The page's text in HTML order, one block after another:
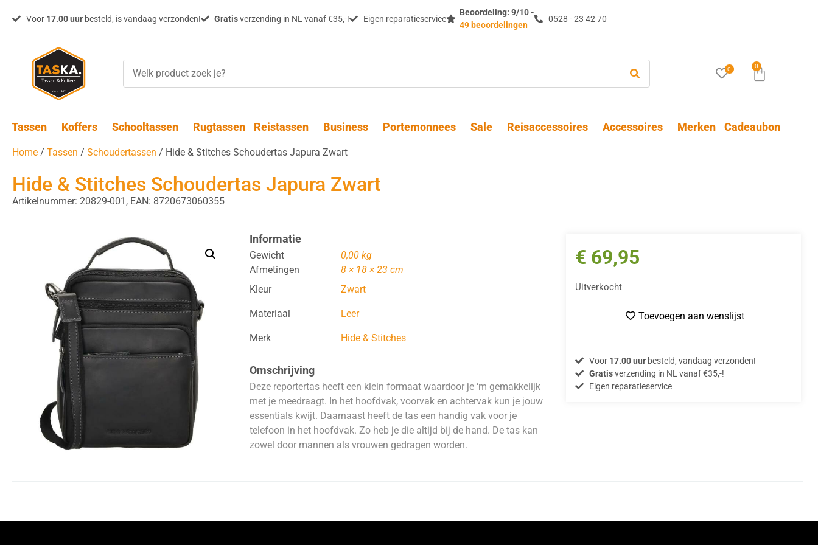
Voor 17.00 uurbesteld, is vandaag verzonden! Gratisverzending in NL vanaf €35,-! Eigen reparatieservice
Beoordeling: 9/10 -
49 beoordelingen
0528 - 23 42 70
0 0
Tassen Koffers Schooltassen Rugtassen Reistassen Business Portemonnees Sale Reisaccessoires Accessoires Merken Cadeaubon
Home / Tassen / Schoudertassen / Hide & Stitches Schoudertas Japura Zwart
Hide & Stitches Schoudertas Japura Zwart
Artikelnummer: 20829-001, EAN: 8720673060355
Informatie
Gewicht
0,00 kg
Afmetingen
8 × 18 × 23 cm
Kleur
Zwart
Materiaal Leer
Merk Hide & Stitches
Omschrijving
Deze reportertas heeft een klein formaat waardoor je ‘m gemakkelijk
met je meedraagt. In het hoofdvak, voorvak en achtervak kun je jouw
essentials kwijt. Daarnaast heeft de tas een handig vak voor je
telefoon in het hoofdvak. Zo heb je die altijd bij de hand. De tas kan
zowel door mannen als vrouwen gedragen worden.
€ 69,95
Uitverkocht
Toevoegen aan wenslijst
Voor 17.00 uurbesteld, vandaag verzonden!
Gratisverzending in NL vanaf €35,-!
Eigen reparatieservice